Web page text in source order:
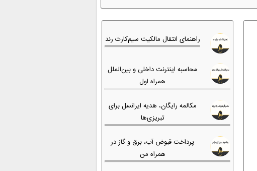
راهنمای انتقال مالکیت سیم‌کارت رند
محاسبه اینترنت داخلی و بین‌الملل
همراه اول
مکالمه رایگان، هدیه ایرانسل برای
تبریزی‌ها
پرداخت قبوض آب، برق و گاز در
همراه من